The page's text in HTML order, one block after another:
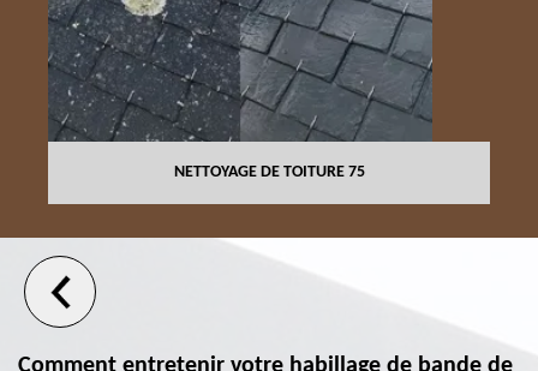
NETTOYAGE DE TOITURE 75
Comment entretenir votre habillage de bande de